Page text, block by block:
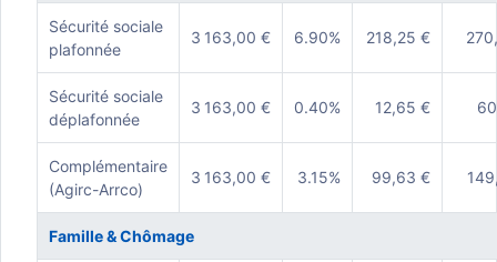
Sécurité sociale
plafonnée
3 163,00 € 6.90% 218,25 €
Sécurité sociale
déplafonnée
3 163,00 € 0.40% 12,65 €
Complémentaire
(Agirc-Arrco)
3 163,00 € 3.15% 99,63 €
Famille & Chômage